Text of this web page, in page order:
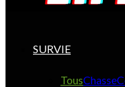
SURVIE
TousChasse